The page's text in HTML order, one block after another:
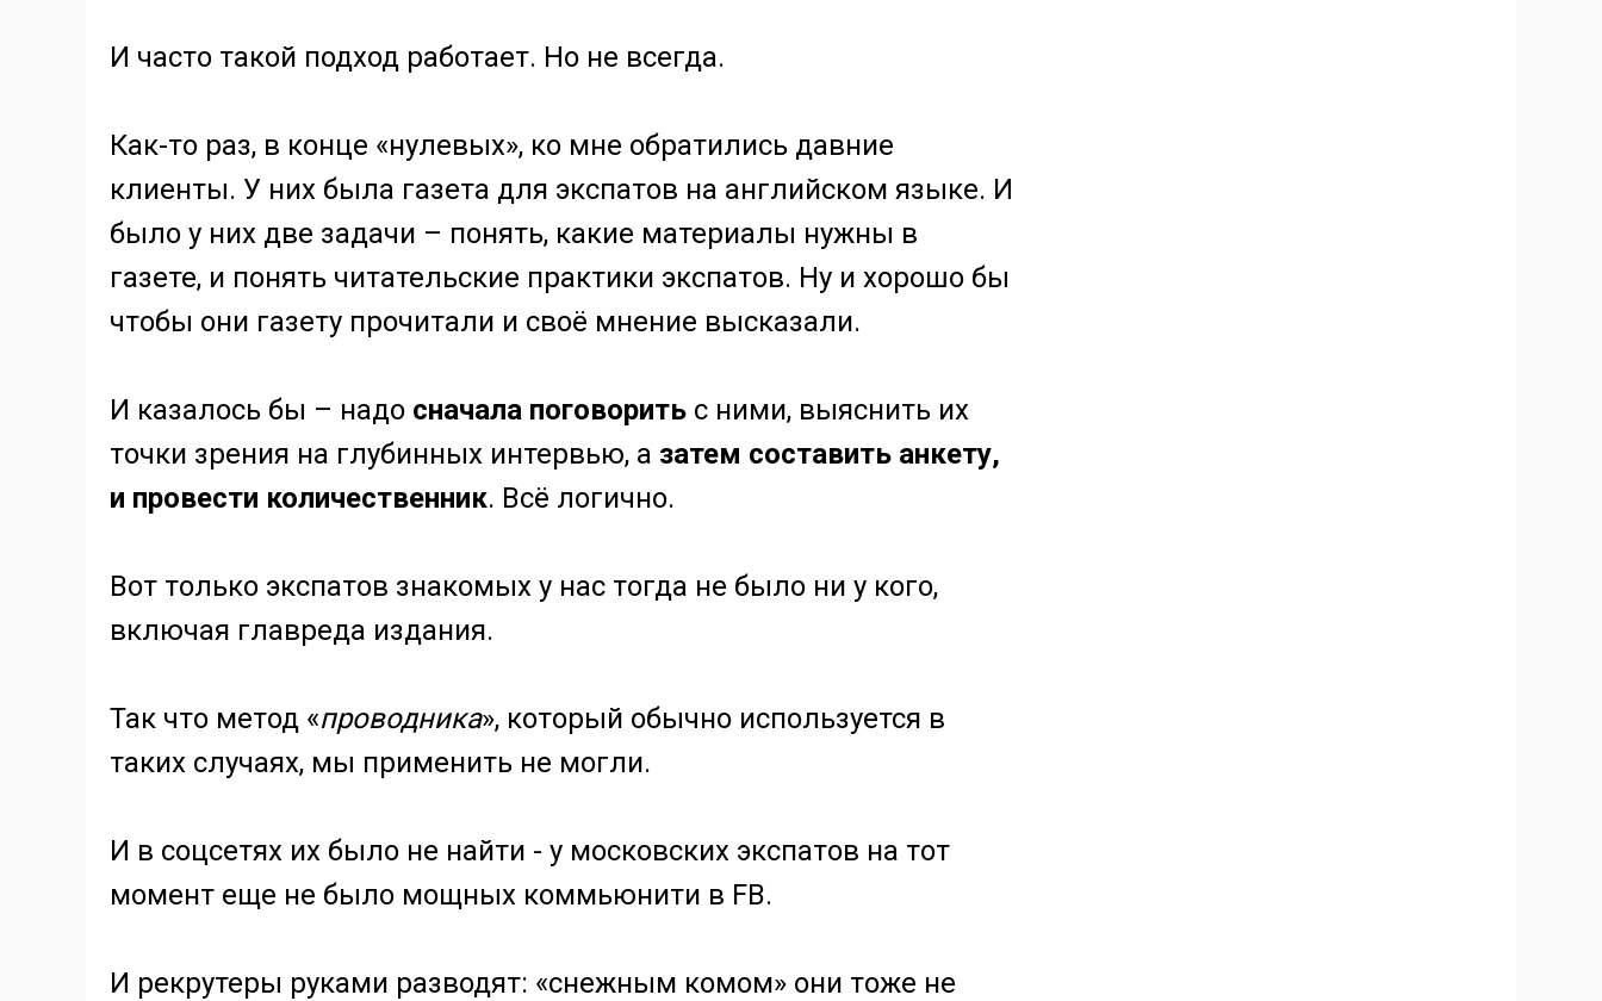
И часто такой подход работает. Но не всегда.
Как-то раз, в конце «нулевых», ко мне обратились давние
клиенты. У них была газета для экспатов на английском языке. И
было у них две задачи – понять, какие материалы нужны в
газете, и понять читательские практики экспатов. Ну и хорошо бы
чтобы они газету прочитали и своё мнение высказали.
И казалось бы – надо сначала поговорить с ними, выяснить их
точки зрения на глубинных интервью, а затем составить анкету,
и провести количественник. Всё логично.
Вот только экспатов знакомых у нас тогда не было ни у кого,
включая главреда издания.
Так что метод «проводника», который обычно используется в
таких случаях, мы применить не могли.
И в соцсетях их было не найти - у московских экспатов на тот
момент еще не было мощных коммьюнити в FB.
И рекрутеры руками разводят: «снежным комом» они тоже не